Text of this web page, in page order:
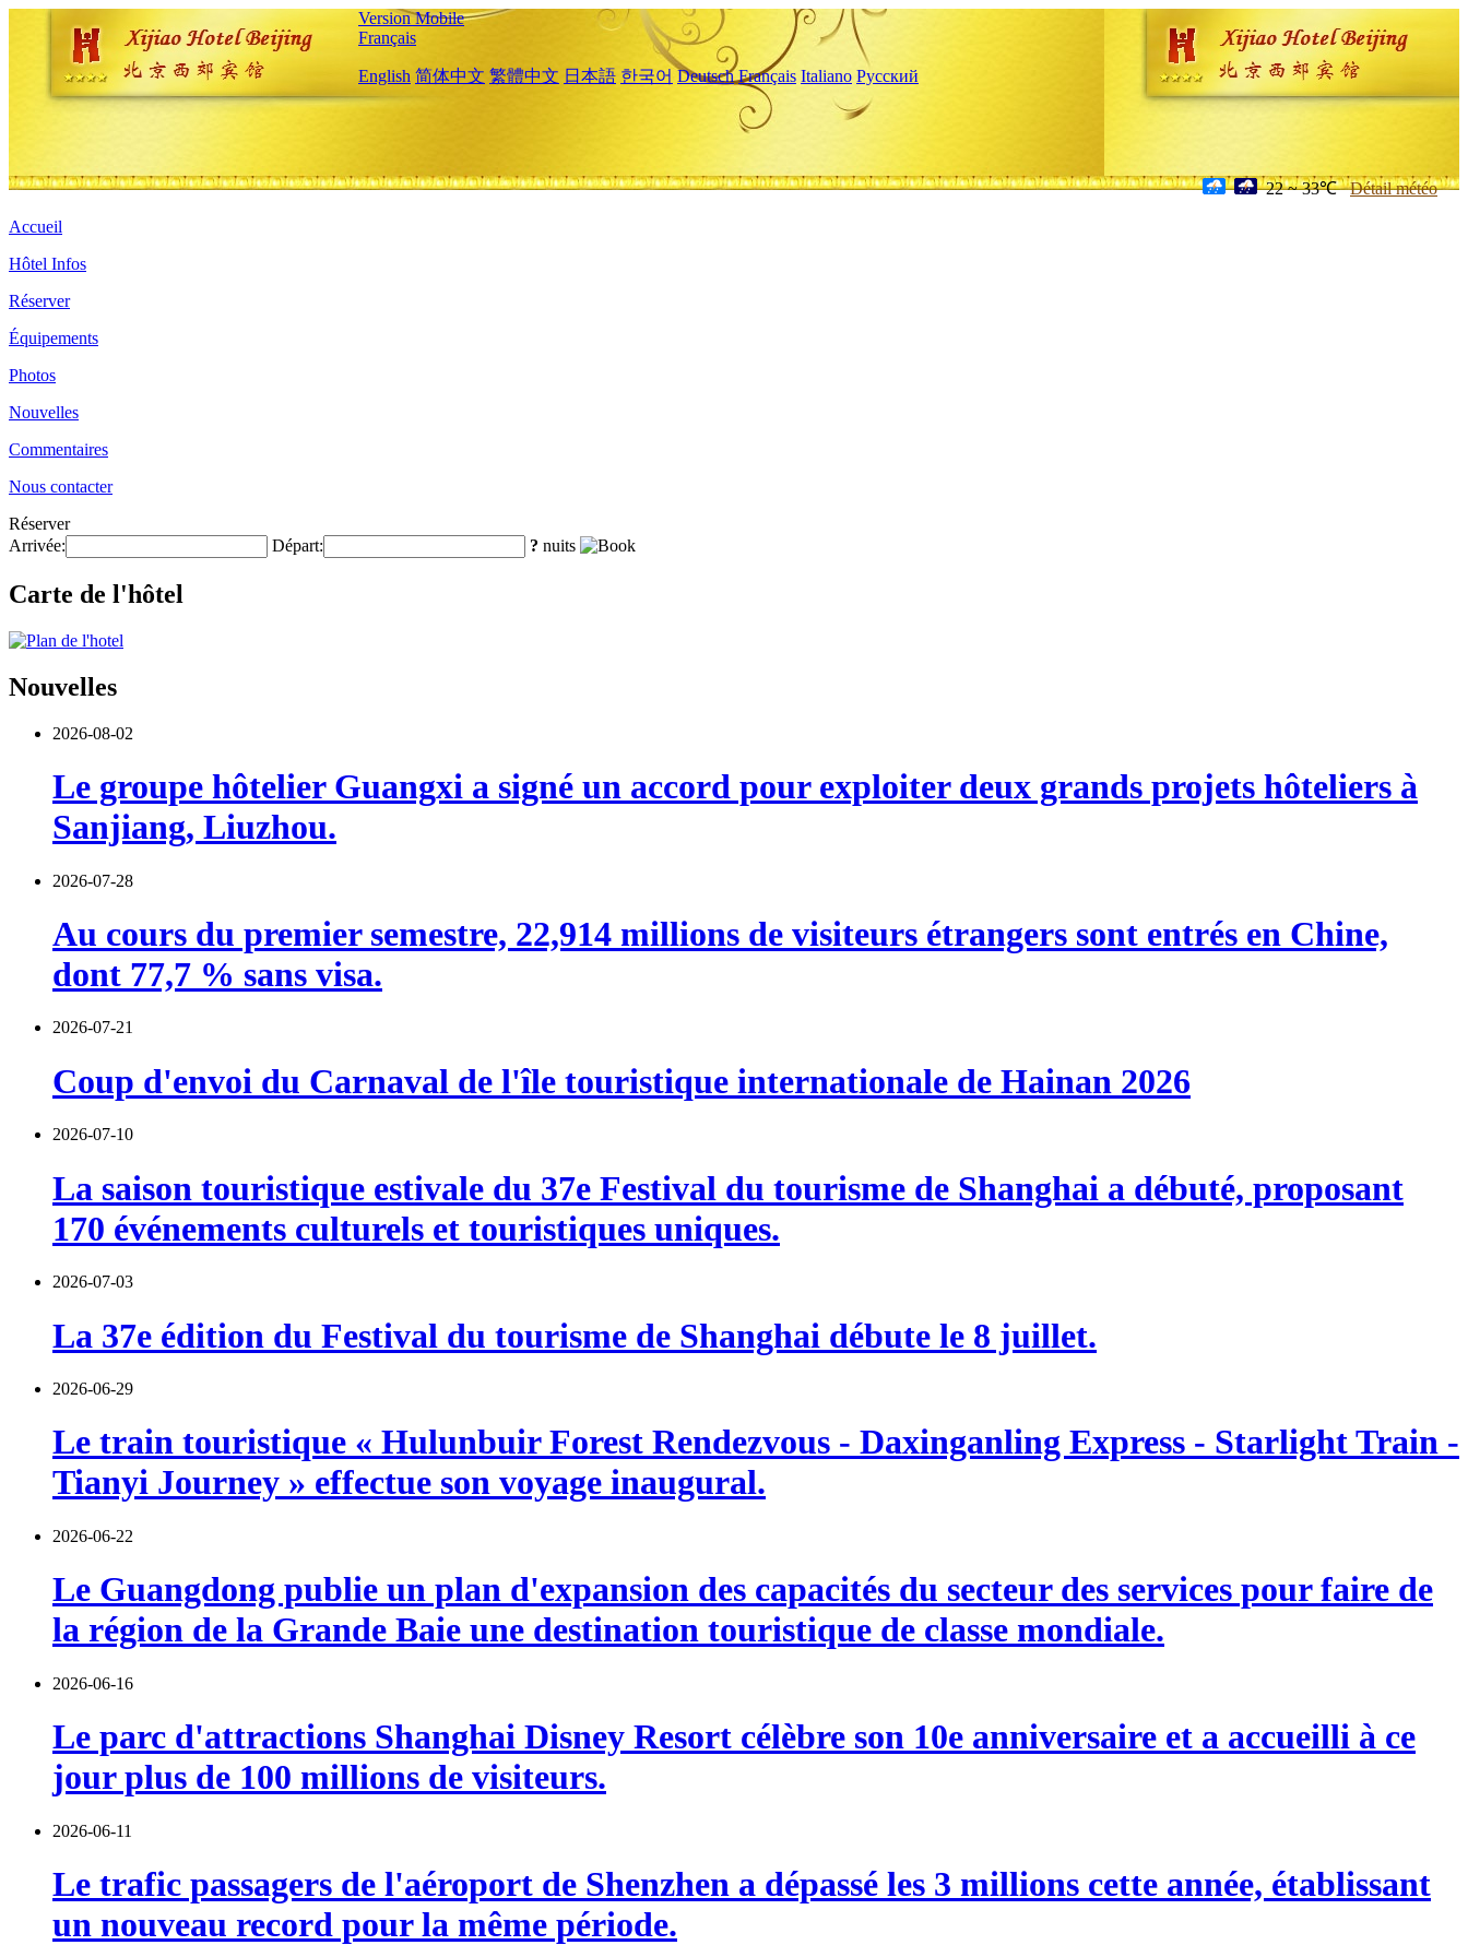
Version Mobile
Français
English 简体中文 繁體中文 日本語 한국어 Deutsch Français Italiano Русский
22 ~ 33℃ Détail météo
Accueil
Hôtel Infos
Réserver
Équipements
Photos
Nouvelles
Commentaires
Nous contacter
Réserver
Arrivée:
Départ: ? nuits
Carte de l'hôtel
Nouvelles
2026-08-02
Le groupe hôtelier Guangxi a signé un accord pour exploiter deux grands projets hôteliers à
Sanjiang, Liuzhou.
2026-07-28
Au cours du premier semestre, 22,914 millions de visiteurs étrangers sont entrés en Chine,
dont 77,7 % sans visa.
2026-07-21
Coup d'envoi du Carnaval de l'île touristique internationale de Hainan 2026
2026-07-10
La saison touristique estivale du 37e Festival du tourisme de Shanghai a débuté, proposant
170 événements culturels et touristiques uniques.
2026-07-03
La 37e édition du Festival du tourisme de Shanghai débute le 8 juillet.
2026-06-29
Le train touristique « Hulunbuir Forest Rendezvous - Daxinganling Express - Starlight Train -
Tianyi Journey » effectue son voyage inaugural.
2026-06-22
Le Guangdong publie un plan d'expansion des capacités du secteur des services pour faire de
la région de la Grande Baie une destination touristique de classe mondiale.
2026-06-16
Le parc d'attractions Shanghai Disney Resort célèbre son 10e anniversaire et a accueilli à ce
jour plus de 100 millions de visiteurs.
2026-06-11
Le trafic passagers de l'aéroport de Shenzhen a dépassé les 3 millions cette année, établissant
un nouveau record pour la même période.